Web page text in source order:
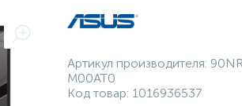
Артикул производителя:
M00AT0
Код товар: 1016936537